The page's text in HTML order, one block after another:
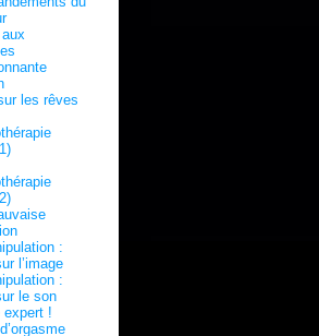
aux
les rêves
:
l’image
:
le son
expert !